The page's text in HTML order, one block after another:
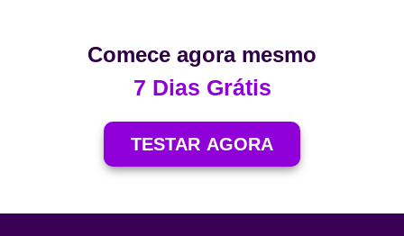
Comece agora mesmo
7 Dias Grátis
TESTAR AGORA